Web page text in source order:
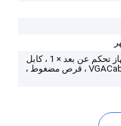
جهاز عرض × 1 ، جهاز تحكم عن بعد × 1 ، كابل
الطاقة × 1 ، VGACable × 1 ، قرص مضغوط ،